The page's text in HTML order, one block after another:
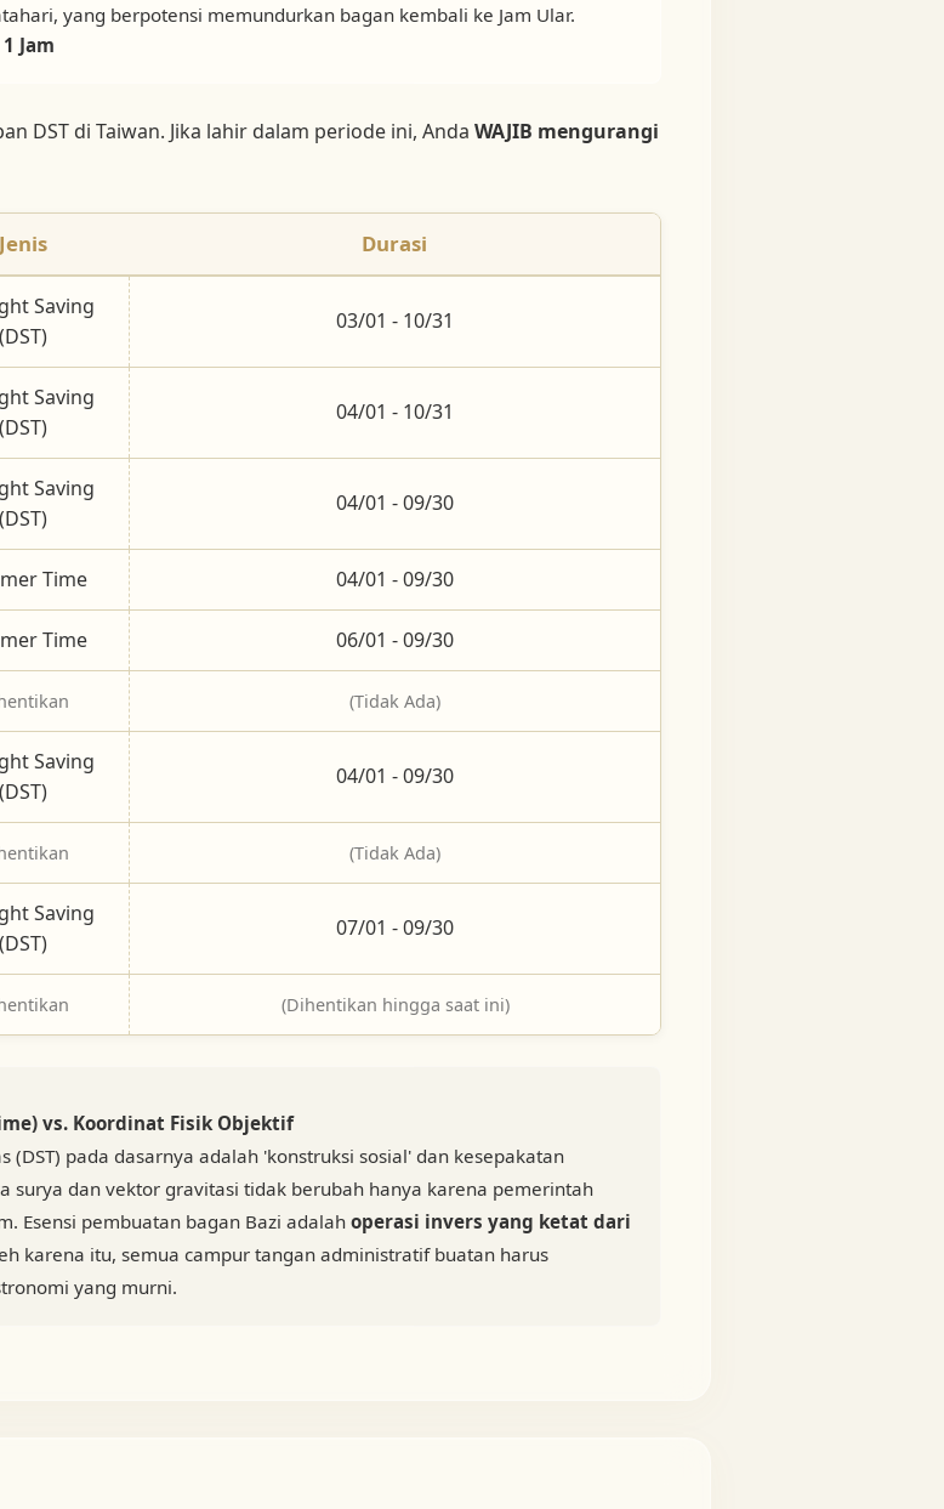
yang berpotensi memundurkan bagan kembali ke Jam Ular.
Jam
DST di Taiwan. Jika lahir dalam periode ini, Anda WAJIB mengurangi
Jenis Durasi
Saving
(DST)
03/01 - 10/31
Saving
(DST)
04/01 - 10/31
Saving
(DST)
04/01 - 09/30
Time 04/01 - 09/30
Time 06/01 - 09/30
(Tidak Ada)
Saving
(DST)
04/01 - 09/30
(Tidak Ada)
Saving
(DST)
07/01 - 09/30
(Dihentikan hingga saat ini)
vs. Koordinat Fisik Objektif
(DST) pada dasarnya adalah 'konstruksi sosial' dan kesepakatan
surya dan vektor gravitasi tidak berubah hanya karena pemerintah
Esensi pembuatan bagan Bazi adalah operasi invers yang ketat dari
karena itu, semua campur tangan administratif buatan harus
yang murni.